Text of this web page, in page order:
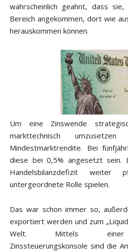
wahrscheinlich geahnt, dass
Bereich angekommen, dort wie
herauskommen können.
Um eine Zinswende
markttechnisch
Mindestmarktrendite. Bei
diese bei 0,5% angesetzt sein.
Handelsbilanzdefizit weiter
untergeordnete Rolle spielen.
Das war schon immer so,
exportiert werden und zum
Welt. Mittels einer
Zinssteuerungskonsole sind die